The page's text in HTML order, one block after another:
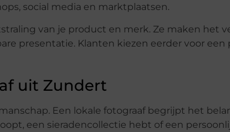
social media en marktplaatsen.
van je product en merk. Ze maken het
presentatie. Klanten kiezen eerder voor een
uit Zundert
Een lokale fotograaf begrijpt het
een sieradencollectie hebt of een